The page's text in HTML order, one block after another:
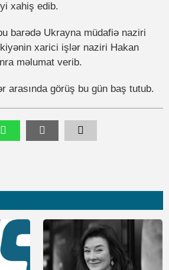
xahiş edib.
barədə Ukrayna müdafiə naziri
xarici işlər naziri Hakan
məlumat verib.
arasında görüş bu gün baş tutub.